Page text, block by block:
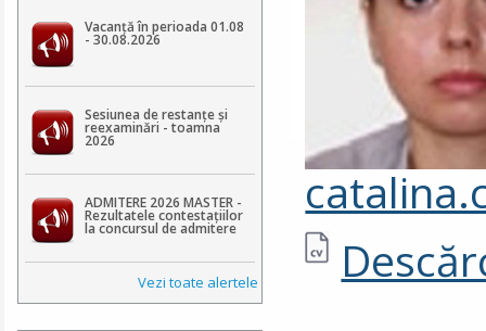
Vacanță în perioada 01.08
- 30.08.2026
Sesiunea de restanțe și
reexaminări - toamna
2026
ADMITERE 2026 MASTER -
Rezultatele contestaţiilor
la concursul de admitere
Vezi toate alertele